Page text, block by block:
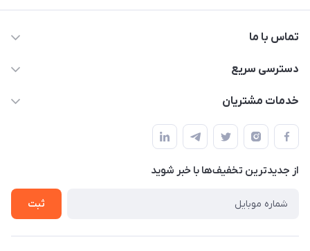
تماس با ما
09172138137
دسترسی سریع
حساب کاربری
لیست محصولات
درباره ما
خدمات مشتریان
قوانین و مقررات
حریم خصوصی
راهنما
از جدید‌ترین تخفیف‌ها با‌ خبر شوید
ثبت